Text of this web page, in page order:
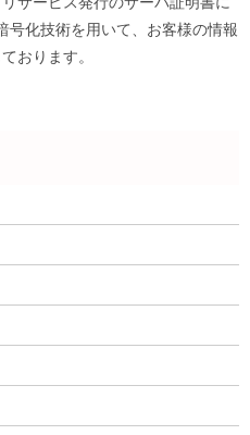
号化技術を用いて、お客様の情報
おります。